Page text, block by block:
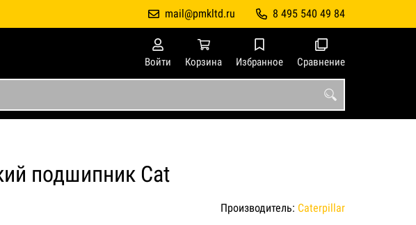
8 495 540 49 84
mail@pmkltd.ru
Войти Корзина Избранное Сравнение
подшипник Cat
Производитель: Caterpillar